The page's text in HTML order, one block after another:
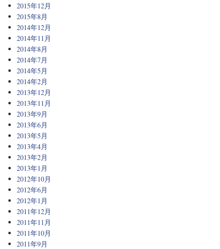
2015年12月
2015年8月
2014年12月
2014年11月
2014年8月
2014年7月
2014年5月
2014年2月
2013年12月
2013年11月
2013年9月
2013年6月
2013年5月
2013年4月
2013年2月
2013年1月
2012年10月
2012年6月
2012年1月
2011年12月
2011年11月
2011年10月
2011年9月